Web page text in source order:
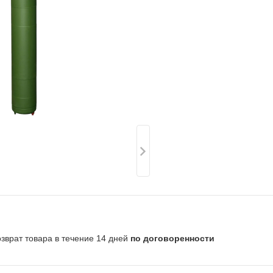
товара в течение 14 дней по договоренности